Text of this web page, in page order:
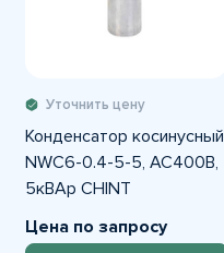
Уточнить цену
Конденсатор косинусный
NWC6-0.4-5-5, АС400В,
5кВАр CHINT
Цена по запросу